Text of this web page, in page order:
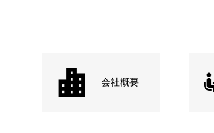
会社概要